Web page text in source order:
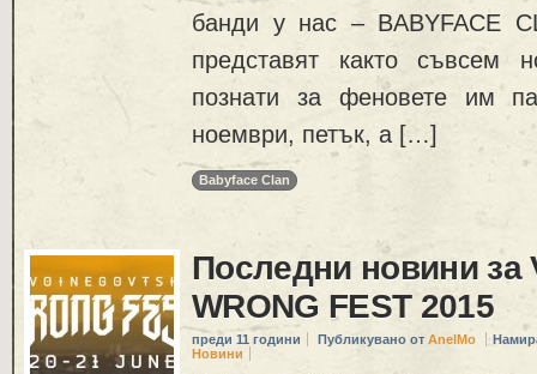
банди у нас – BABYFACE
представят както съвсем
познати за феновете им
ноември, петък, а […]
Babyface Clan
Последни новини за
WRONG FEST 2015
преди 11 години Публикувано от AnelMo
Новини